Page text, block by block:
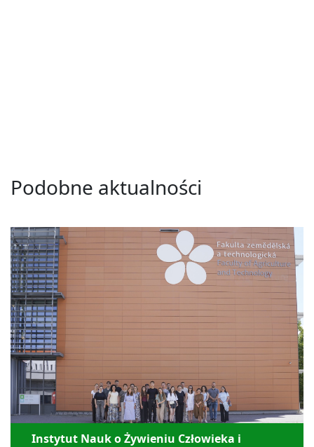
Podobne aktualności
Instytut Nauk o Żywieniu Człowieka i